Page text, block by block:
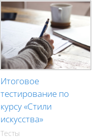
Итоговое
тестирование по
курсу «Стили
искусства»
Тесты